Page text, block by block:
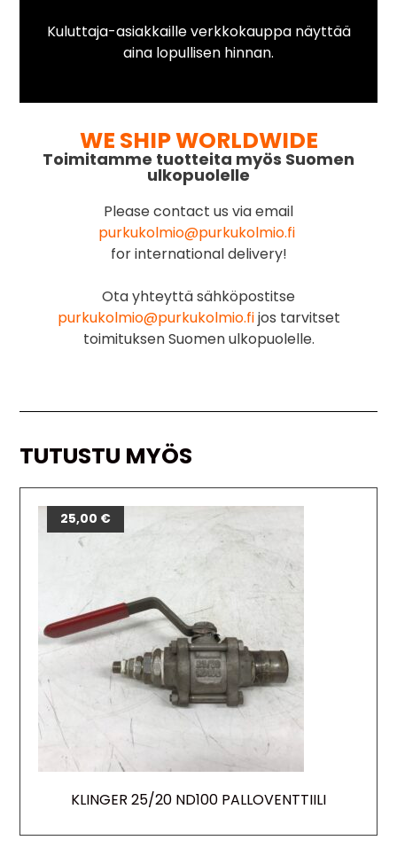
Kuluttaja-asiakkaille verkkokauppa näyttää
aina lopullisen hinnan.
WE SHIP WORLDWIDE
Toimitamme tuotteita myös Suomen
ulkopuolelle
Please contact us via email
purkukolmio@purkukolmio.fi
for international delivery!
Ota yhteyttä sähköpostitse
purkukolmio@purkukolmio.fijos tarvitset
toimituksen Suomen ulkopuolelle.
TUTUSTU MYÖS
KLINGER 25/20 ND100 PALLOVENTTIILI
25,00 €